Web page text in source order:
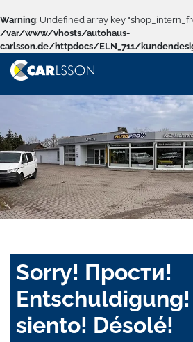
Warning: Undefined array key
/var/www/vhosts/autohaus-
carlsson.de/httpdocs/ELN_711/
Sorry! Прости!
siento! Désolé!